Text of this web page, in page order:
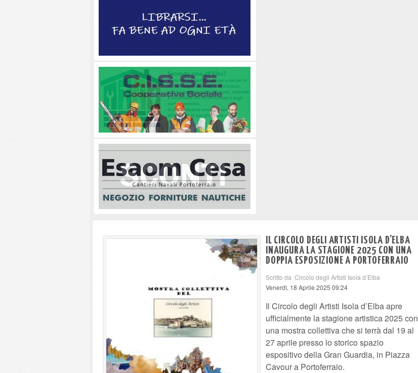
IL CIRCOLO DEGLI ARTISTI ISOLA D’ELBA
INAUGURA LA STAGIONE 2025 CON UNA
DOPPIA ESPOSIZIONE A PORTOFERRAIO
Scritto da Circolo degli Artisti Isola d’Elba
Venerdì, 18 Aprile 2025 09:24
Il Circolo degli Artisti Isola d’Elba apre
ufficialmente la stagione artistica 2025 con
una mostra collettiva che si terrà dal 19 al
27 aprile presso lo storico spazio
espositivo della Gran Guardia, in Piazza
Cavour a Portoferraio.